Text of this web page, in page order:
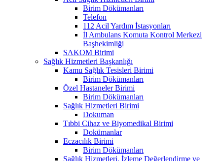
Birim Dökümanları
Telefon
112 Acil Yardım İstasyonları
İl Ambulans Komuta Kontrol Merkezi
Başhekimliği
SAKOM Birimi
Sağlık Hizmetleri Başkanlığı
Kamu Sağlık Tesisleri Birimi
Birim Dökümanları
Özel Hastaneler Birimi
Birim Dökümanları
Sağlık Hizmetleri Birimi
Dokuman
Tıbbi Cihaz ve Biyomedikal Birimi
Dokümanlar
Eczacılık Birimi
Birim Dökümanları
Sağlık Hizmetleri, İzleme Değerlendirme ve